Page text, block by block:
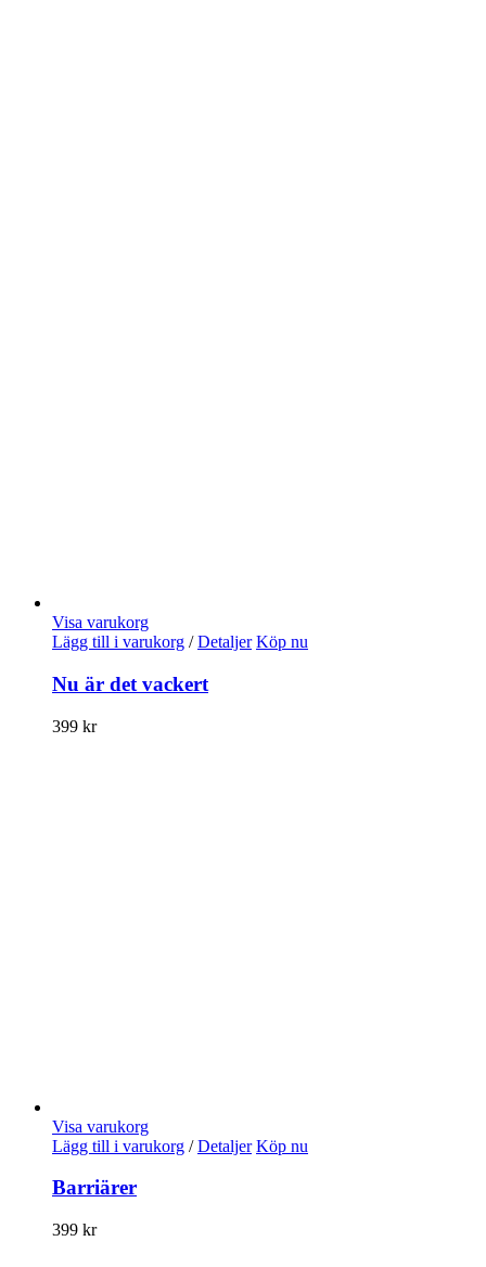
Visa varukorg
Lägg till i varukorg / Detaljer Köp nu
Nu är det vackert
399 kr
Visa varukorg
Lägg till i varukorg / Detaljer Köp nu
Barriärer
399 kr